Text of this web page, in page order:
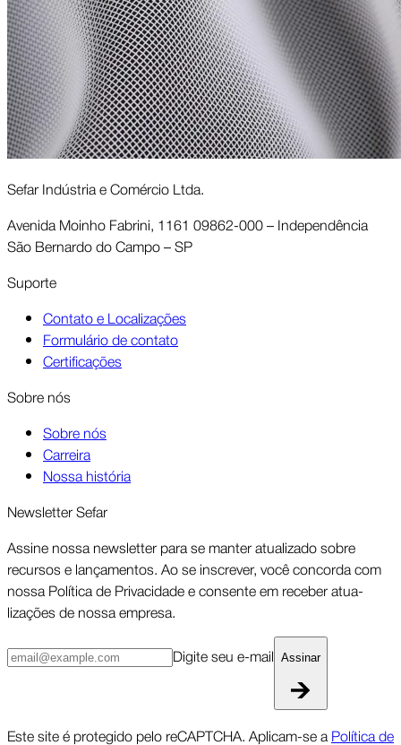
Sefar Indústria e Comércio Ltda.
Avenida Moinho Fabrini, 1161 09862-000 – Independência
São Bernardo do Campo – SP
Suporte
Contato e Localizações
Formulário de contato
Certificações
Sobre nós
Sobre nós
Carreira
Nossa história
Newsletter Sefar
Assine nossa newsletter para se manter atua­lizado sobre
recursos e lança­mentos. Ao se inscrever, você concorda com
nossa Política de Priva­cidade e consente em receber atua­
lizações de nossa empresa.
Digite seu e-mail Assinar
Este site é protegido pelo reCAPTCHA. Aplicam-se aPolítica de